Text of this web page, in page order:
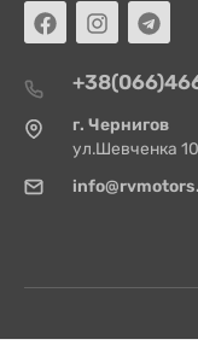
г. Чернигов
ул.Шевченка